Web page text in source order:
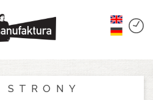
STRONY